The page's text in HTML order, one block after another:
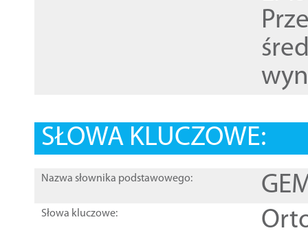
SŁOWA KLUCZOWE:
Nazwa słownika podstawowego:
Słowa kluczowe: